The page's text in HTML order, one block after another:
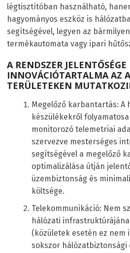
légtisztítóban használható,
hagyományos eszköz is
segítségével, legyen az
termékautomata vagy ipari
A RENDSZER JELENTŐSÉGE
INNOVÁCIÓTARTALMA AZ
TERÜLETEKEN
Megelőző karbantartás: A
készülékekről
monitorozó telemetriai
szervezve mesterséges
segítségével a megelőző
optimalizálása útján
üzembiztonság és
költsége.
Telekommunikáció: Nem
hálózati
(közületek esetén ez nem
sokszor hálózatbiztonsági